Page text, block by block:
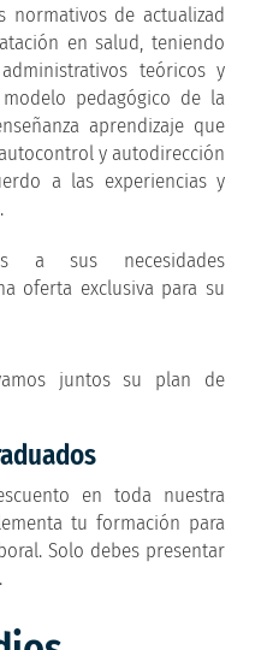
normativos de actualizad
en salud, teniendo
teóricos y
pedagógico de la
aprendizaje que
y autodirección
a las experiencias y
a sus necesidades
oferta exclusiva para su
juntos su plan de
en toda nuestra
tu formación para
Solo debes presentar